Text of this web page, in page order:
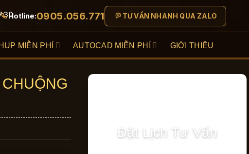
Hotline:0905.056.771 TƯ VẤN NHANH QUA ZALO
MIỄN PHÍ AUTOCAD MIỄN PHÍ GIỚI THIỆU
Đặt Lịch Tư Vấn